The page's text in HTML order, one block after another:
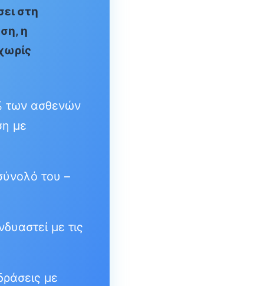
στη
η
των ασθενών
με
του –
με τις
με